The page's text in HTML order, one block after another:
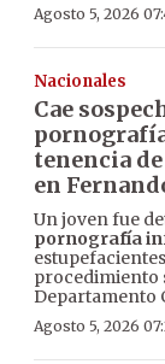
Agosto 5, 2026
Nacionales
Cae
tenencia
en
Un joven fue
pornografía
procedimiento
Departamento
Agosto 5, 2026